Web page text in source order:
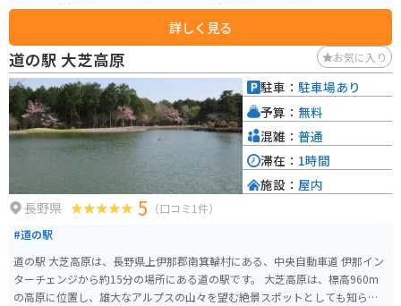
とされる老松があり、その根元には俳人・松尾芭蕉の句碑が建てられていま
す。この句碑は明治時代初期に建立され、歴史的な趣を感じさせます。 程よ
いコーナーと直線がつづき、バイクやスポーツカーで走るのに最高の道です。
秋は広葉樹の紅葉が綺麗です。オープンカーでの走行はとても気持ちの良い
道です。峠からは南アルプスの美しい景観を望むことができ、四季折々の自然
を満喫できるスポットとして親しまれています。
詳しく見る
道の駅 大芝高原 お気に入り
長野県 5 （口コミ1件）
#道の駅
道の駅 大芝高原は、長野県上伊那郡南箕輪村にある、中央自動車道 伊那イン
ターチェンジから約15分の場所にある道の駅です。 大芝高原は、標高960m
の高原に位置し、雄大なアルプスの山々を望む絶景スポットとしても知られ
駐車： 駐車場あり
予算： 無料
混雑： 普通
滞在： 1時間
施設： 屋内